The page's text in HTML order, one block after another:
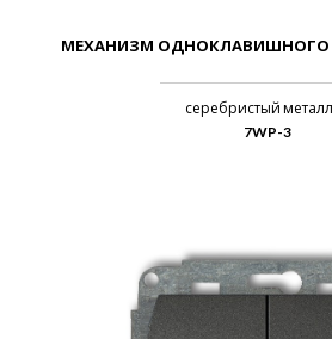
МЕХАНИЗМ ОДНОКЛАВИШНОГО
серебристый
7WP-3